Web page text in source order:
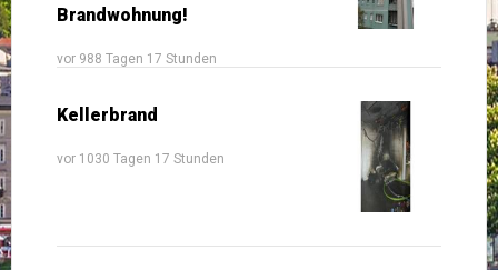
Brandwohnung!
vor 988 Tagen 17 Stunden
Kellerbrand
vor 1030 Tagen 17 Stunden